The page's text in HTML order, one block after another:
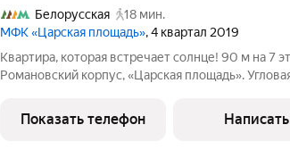
Белорусская
18 мин.
МФК «Царская площадь», 4 квартал 2019
Квартира, которая встречает солнце! 90 м на 7
Романовский корпус, «Царская площадь».
сторона это особый код пространства. Квартира залита мягким
утренним солнцем с
Показать телефон Написать